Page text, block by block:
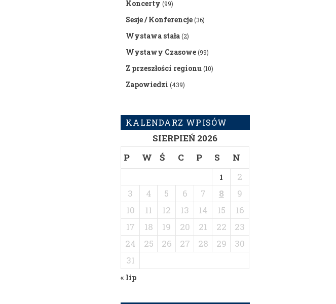
Koncerty (99)
Sesje / Konferencje(36)
Wystawa stała(2)
Wystawy Czasowe(99)
Z przeszłości regionu(10)
Zapowiedzi (439)
KALENDARZ WPISÓW
SIERPIEŃ 2026
P
W Ś C P S N
1
2
3
4 5 6 7 8
9
10
11 12 13 14 15
16
17
18 19 20 21 22
23
24
25 26 27 28 29
30
31
« lip